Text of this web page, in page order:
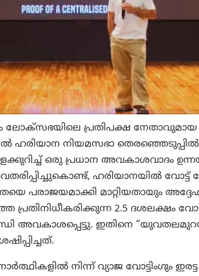
പ്രതിപക്ഷ നേതാവുമായ
നിയമസഭാ തെരഞ്ഞെടുപ്പിൽ
ഒരു പ്രധാന അവകാശവാദം
ഹരിയാനയിൽ
പരാജയമാക്കി മാറ്റിയതായും
പ്രതിനിധീകരിക്കുന്ന 2.5 ദശലക്ഷം
അവകാശപ്പെട്ടു. ഇതിനെ
നിന്ന് വ്യാജ വോട്ടിംഗും ഇരട്ട